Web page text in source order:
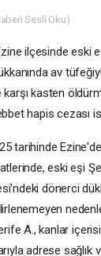
Sesli Oku)
ilçesinde eski
av
karşı kasten
hapis cezası
tarihinde
eski eşi
dönerci
A., kanlar
adrese sağlık